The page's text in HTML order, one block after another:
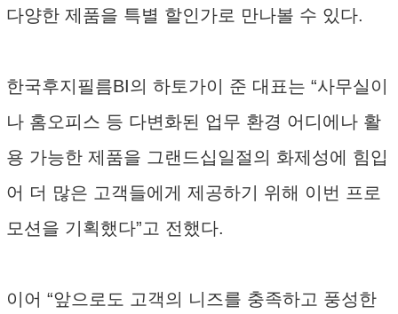
다양한 제품을 특별 할인가로 만나볼 수 있다.
한국후지필름BI의 하토가이 준 대표는 “사무실이
나 홈오피스 등 다변화된 업무 환경 어디에나 활
용 가능한 제품을 그랜드십일절의 화제성에 힘입
어 더 많은 고객들에게 제공하기 위해 이번 프로
모션을 기획했다”고 전했다.
이어 “앞으로도 고객의 니즈를 충족하고 풍성한